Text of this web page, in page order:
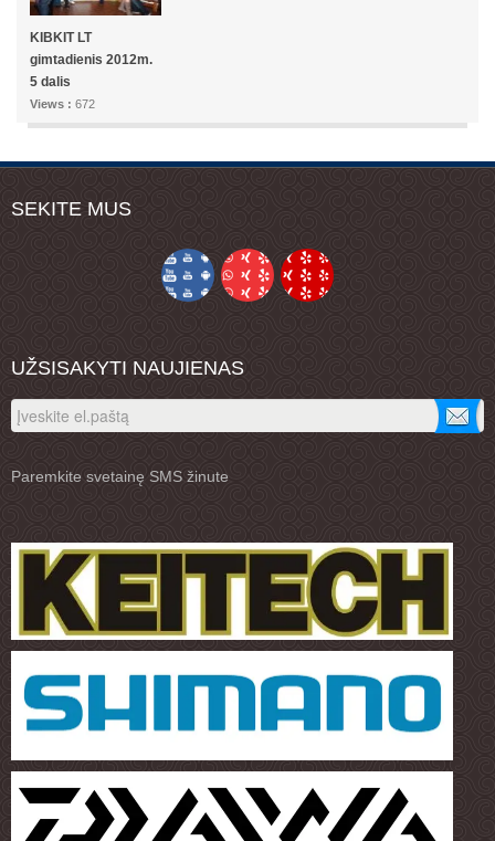
KIBKIT LT
gimtadienis 2012m.
5 dalis
Views : 672
SEKITE MUS
UŽSISAKYTI NAUJIENAS
Paremkite svetainę SMS žinute